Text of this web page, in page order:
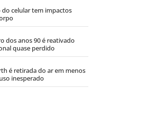
celular tem impactos
dos anos 90 é reativado
quase perdido
é retirada do ar em menos
inesperado